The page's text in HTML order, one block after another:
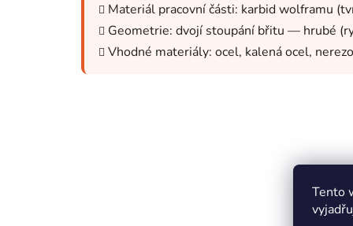
Tento
Materiál pracovní části: karbid wolframu
Geometrie: dvojí stoupání břitu — hrubé
Vhodné materiály: ocel, kalená ocel,